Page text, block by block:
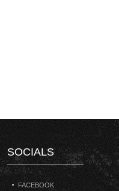
SOCIALS
FACEBOOK